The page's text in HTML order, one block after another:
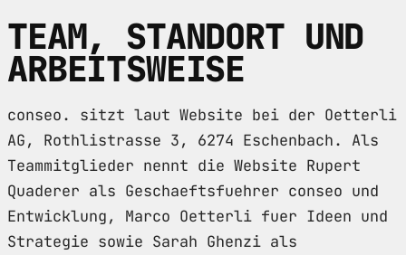
TEAM, STANDORT UND
ARBEITSWEISE
conseo. sitzt laut Website bei der Oetterli
AG, Rothlistrasse 3, 6274 Eschenbach. Als
Teammitglieder nennt die Website Rupert
Quaderer als Geschaeftsfuehrer conseo und
Entwicklung, Marco Oetterli fuer Ideen und
Strategie sowie Sarah Ghenzi als